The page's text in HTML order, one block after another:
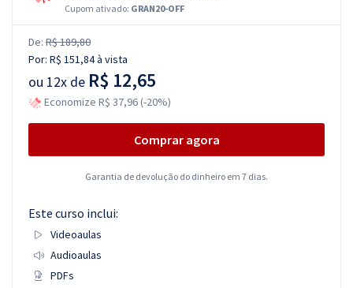
Cupom ativado: GRAN20-OFF
De: R$ 189,80
Por: R$ 151,84à vista
ou 12x de R$ 12,65
Economize R$ 37,96 (-20%)
Comprar agora
Garantia de devolução do dinheiro em 7 dias.
Este curso inclui:
Videoaulas
Audioaulas
PDFs